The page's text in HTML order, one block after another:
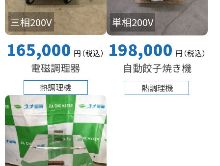
三相200V
165,000 円（税込）
電磁調理器
熱調理機
単相200V
198,000 円（税込）
自動餃子焼き機
熱調理機